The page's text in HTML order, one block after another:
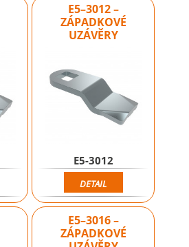
E5–3012 –
ZÁPADKOVÉ
UZÁVĚRY
E5-3012
DETAIL
E5–3016 –
ZÁPADKOVÉ